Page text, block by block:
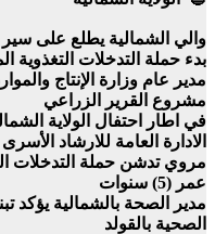
والي الشمالية يطلع على سير
بدء حملة التدخلات التغذوية
مدير عام وزارة الإنتاج
مشروع القرير الزراعي
في اطار احتفال الولاية
الادارة العامة للارشاد
مروي تدشن حملة التدخلات
عمر (5) سنوات
مدير الصحة بالشمالية يؤكد
الصحية بالقولد